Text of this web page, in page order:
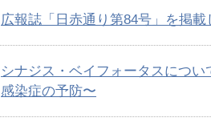
広報誌「日赤通り第84号」を掲載
シナジス・ベイフォータスについ
感染症の予防〜